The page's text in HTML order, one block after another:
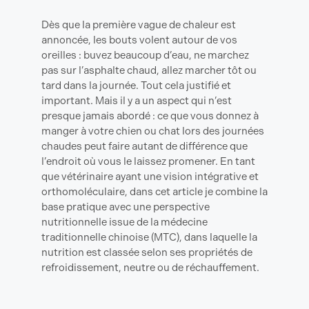
Dès que la première vague de chaleur est
annoncée, les bouts volent autour de vos
oreilles : buvez beaucoup d’eau, ne marchez
pas sur l’asphalte chaud, allez marcher tôt ou
tard dans la journée. Tout cela justifié et
important. Mais il y a un aspect qui n’est
presque jamais abordé : ce que vous donnez à
manger à votre chien ou chat lors des journées
chaudes peut faire autant de différence que
l’endroit où vous le laissez promener. En tant
que vétérinaire ayant une vision intégrative et
orthomoléculaire, dans cet article je combine la
base pratique avec une perspective
nutritionnelle issue de la médecine
traditionnelle chinoise (MTC), dans laquelle la
nutrition est classée selon ses propriétés de
refroidissement, neutre ou de réchauffement.